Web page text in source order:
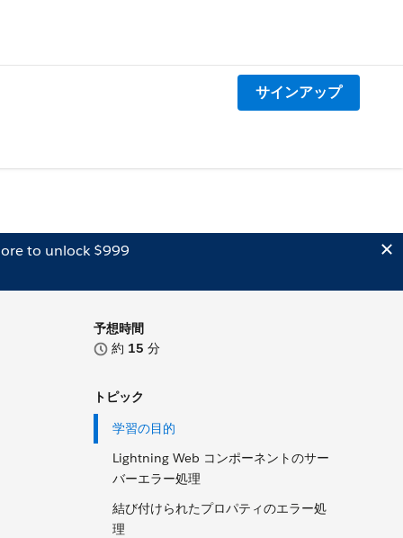
サインアップ
to unlock $999
予想時間
約 15 分
トピック
学習の目的
Lightning Web コンポーネントのサー
バーエラー処理
結び付けられたプロパティのエラー処
理